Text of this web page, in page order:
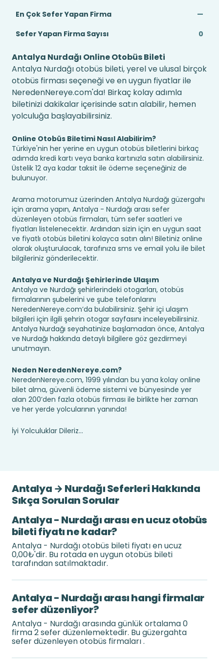
En Çok Sefer Yapan Firma
—
Sefer Yapan Firma Sayısı
0
Antalya Nurdağı Online Otobüs Bileti
Antalya Nurdağı otobüs bileti, yerel ve ulusal birçok
otobüs firması seçeneği ve en uygun fiyatlar ile
NeredenNereye.com'da! Birkaç kolay adımla
biletinizi dakikalar içerisinde satın alabilir, hemen
yolculuğa başlayabilirsiniz.
Online Otobüs Biletimi Nasıl Alabilirim?
Türkiye'nin her yerine en uygun otobüs biletlerini birkaç
adımda kredi kartı veya banka kartınızla satın alabilirsiniz.
Üstelik 12 aya kadar taksit ile ödeme seçeneğiniz de
bulunuyor.
Arama motorumuz üzerinden Antalya Nurdağı güzergahı
için arama yapın, Antalya - Nurdağı arası sefer
düzenleyen otobüs firmaları, tüm sefer saatleri ve
fiyatları listelenecektir. Ardından sizin için en uygun saat
ve fiyatlı otobüs biletini kolayca satın alın! Biletiniz online
olarak oluşturulacak, tarafınıza sms ve email yolu ile bilet
bilgileriniz gönderilecektir.
Antalya ve Nurdağı Şehirlerinde Ulaşım
Antalya ve Nurdağı şehirlerindeki otogarları, otobüs
firmalarının şubelerini ve şube telefonlarını
NeredenNereye.com’da bulabilirsiniz. Şehir içi ulaşım
bilgileri için ilgili şehrin otogar sayfasını inceleyebilirsiniz.
Antalya Nurdağı seyahatinize başlamadan önce, Antalya
ve Nurdağı hakkında detaylı bilgilere göz gezdirmeyi
unutmayın.
Neden NeredenNereye.com?
NeredenNereye.com, 1999 yılından bu yana kolay online
bilet alma, güvenli ödeme sistemi ve bünyesinde yer
alan 200’den fazla otobüs firması ile birlikte her zaman
ve her yerde yolcularının yanında!
İyi Yolculuklar Dileriz...
Antalya → Nurdağı Seferleri Hakkında
Sıkça Sorulan Sorular
Antalya - Nurdağı arası en ucuz otobüs
bileti fiyatı ne kadar?
Antalya - Nurdağı otobüs bileti fiyatı en ucuz
0,00₺'dir. Bu rotada en uygun otobüs bileti
tarafından satılmaktadır.
Antalya - Nurdağı arası hangi firmalar
sefer düzenliyor?
Antalya - Nurdağı arasında günlük ortalama 0
firma 2 sefer düzenlemektedir. Bu güzergahta
sefer düzenleyen otobüs firmaları .